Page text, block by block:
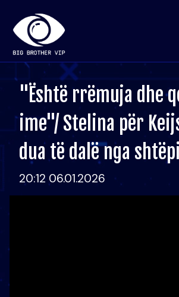
"Është rrëmuja dhe
ime"/ Stelina për
dua të dalë nga
20:12 06.01.2026